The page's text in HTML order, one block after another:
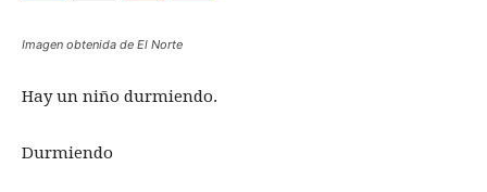
Imagen obtenida de El Norte
Hay un niño durmiendo.
Durmiendo